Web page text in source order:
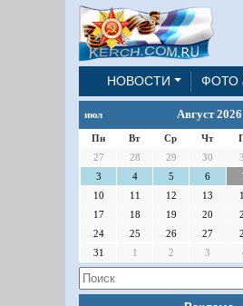
НОВОСТИ ФОТО
июл Август 2026
Пн Вт Ср Чт
27
28 29 30
3
4 5 6
10
11 12 13
17
18 19 20
24
25 26 27
31
1 2 3